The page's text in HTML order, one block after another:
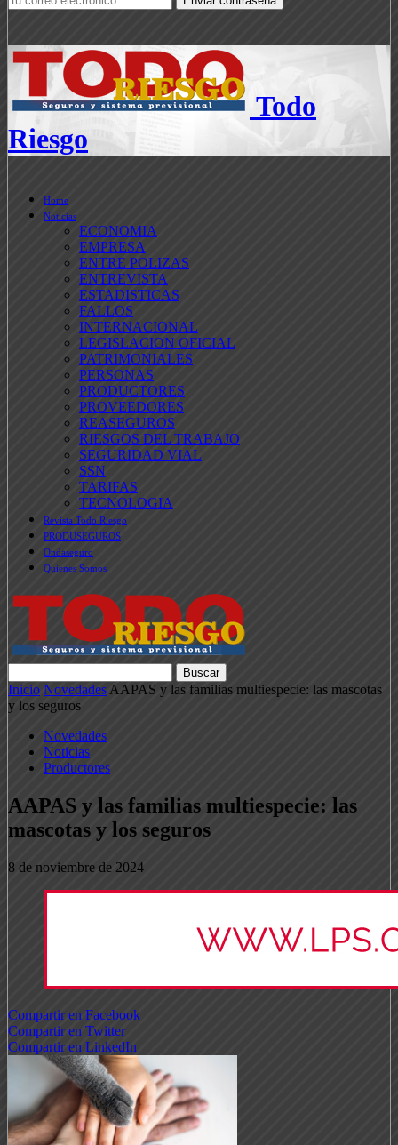
Todo
Riesgo
Home
Noticias
ECONOMIA
EMPRESA
ENTRE POLIZAS
ENTREVISTA
ESTADISTICAS
FALLOS
INTERNACIONAL
LEGISLACION OFICIAL
PATRIMONIALES
PERSONAS
PRODUCTORES
PROVEEDORES
REASEGUROS
RIESGOS DEL TRABAJO
SEGURIDAD VIAL
SSN
TARIFAS
TECNOLOGIA
Revista Todo Riesgo
PRODUSEGUROS
Ondaseguro
Quienes Somos
Inicio Novedades AAPAS y las familias multiespecie: las mascotas
y los seguros
Novedades
Noticias
Productores
AAPAS y las familias multiespecie: las
mascotas y los seguros
8 de noviembre de 2024
Compartir en Facebook
Compartir en Twitter
Compartir en LinkedIn